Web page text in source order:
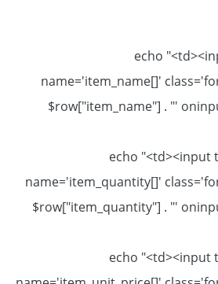
echo
name='item_name[]'
$row["item_name"] . "'
echo
name='item_quantity[]'
$row["item_quantity"] . "'
echo